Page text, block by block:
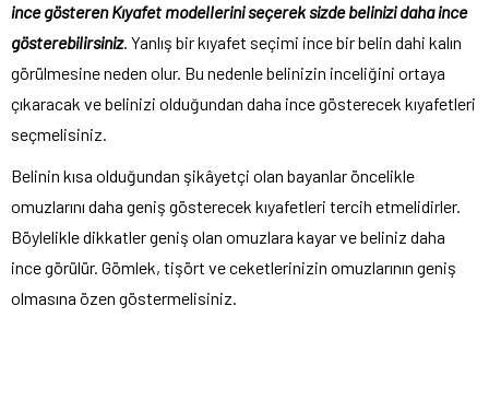
ince gösteren Kıyafet modellerini seçerek sizde belinizi daha ince
gösterebilirsiniz. Yanlış bir kıyafet seçimi ince bir belin dahi kalın
görülmesine neden olur. Bu nedenle belinizin inceliğini ortaya
çıkaracak ve belinizi olduğundan daha ince gösterecek kıyafetleri
seçmelisiniz.
Belinin kısa olduğundan şikâyetçi olan bayanlar öncelikle
omuzlarını daha geniş gösterecek kıyafetleri tercih etmelidirler.
Böylelikle dikkatler geniş olan omuzlara kayar ve beliniz daha
ince görülür. Gömlek, tişört ve ceketlerinizin omuzlarının geniş
olmasına özen göstermelisiniz.